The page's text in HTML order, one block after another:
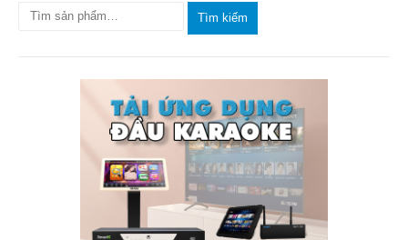
Tìm kiếm